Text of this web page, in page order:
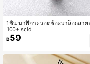
1ชิ้น นาฬิกาควอตซ์อะนาล็อกสาย
ยเงินสีเรียบง่ายของผู้หญิง เหมาะส
บใส่ประจำวันและโอกาสให้ของข
100+ sold
฿59